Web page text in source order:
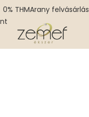
0% THMArany felvásárlás